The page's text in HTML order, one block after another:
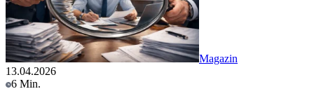
Magazin
13.04.2026
6 Min.